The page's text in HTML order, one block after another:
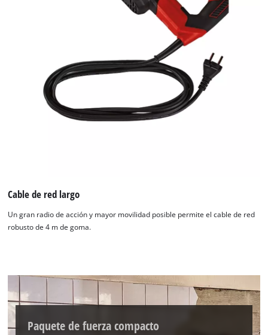
visitor. The website owner needs to setup
the site with their CMP to add this content
Management Platform
Cable de red largo
Un gran radio de acción y mayor movilidad posible permite el cable de red
robusto de 4 m de goma.
Paquete de fuerza compacto